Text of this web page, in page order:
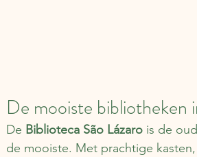
De mooiste bibliotheken
De Biblioteca São Lázaro is de
de mooiste. Met prachtige